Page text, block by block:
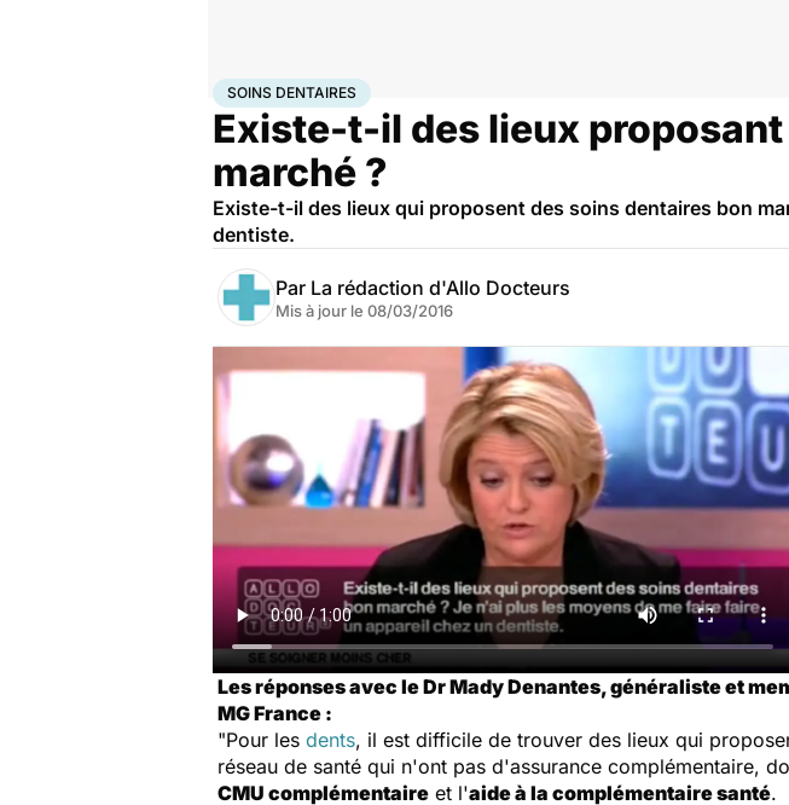
AccueilSantéSoins dentaires
SOINS DENTAIRES
Existe-t-il des lieux
marché ?
Existe-t-il des lieux qui proposent des soins dentaires bon
dentiste.
Par La rédaction d'Allo Docteurs
Mis à jour le 08/03/2016
Les réponses avec le Dr Mady Denantes, généraliste et
MG France :
"Pour les dents, il est difficile de trouver des lieux qui
réseau de santé qui n'ont pas d'assurance complémentaire,
CMU complémentaire et l'aide à la complémentaire santé.